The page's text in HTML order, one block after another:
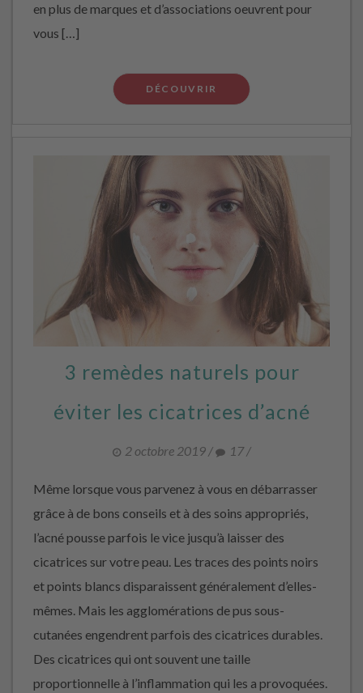
en plus de marques et d’associations oeuvrent pour
vous […]
DÉCOUVRIR
3 remèdes naturels pour
éviter les cicatrices d’acné
2 octobre 2019/ 17/
Même lorsque vous parvenez à vous en débarrasser
grâce à de bons conseils et à des soins appropriés,
l’acné pousse parfois le vice jusqu’à laisser des
cicatrices sur votre peau. Les traces des points noirs
et points blancs disparaissent généralement d’elles-
mêmes. Mais les agglomérations de pus sous-
cutanées engendrent parfois des cicatrices durables.
Des cicatrices qui ont souvent une taille
proportionnelle à l’inflammation qui les a provoquées.